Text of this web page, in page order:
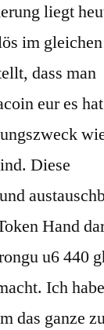
liegt
im
dass man
eur es
Diese
Hand
u6 440
Ich
das ganze